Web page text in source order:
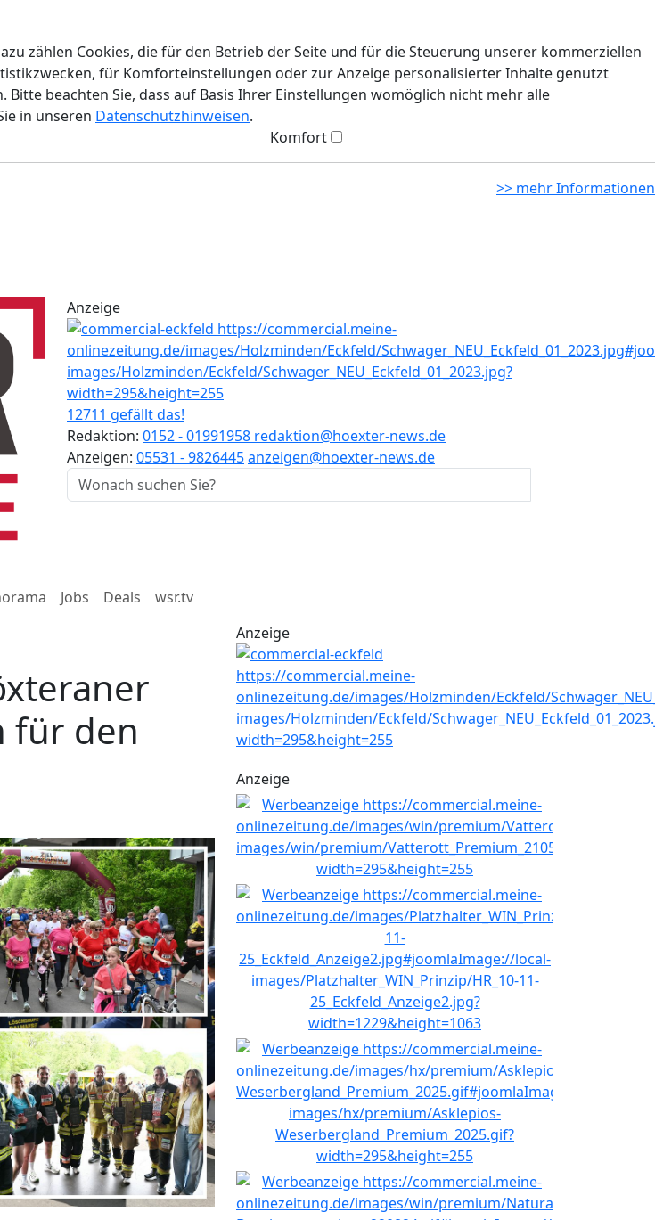
zählen Cookies, die für den Betrieb der Seite und für die Steuerung unserer kommerziellen
für Komforteinstellungen oder zur Anzeige personalisierter Inhalte genutzt
beachten Sie, dass auf Basis Ihrer Einstellungen womöglich nicht mehr alle
in unseren Datenschutzhinweisen.
Komfort
>> mehr Informationen
Anzeige
12711 gefällt das!
Redaktion: 0152 - 01991958 redaktion@hoexter-news.de
Anzeigen: 05531 - 9826445anzeigen@hoexter-news.de
Jobs Deals
wsr.tv
für den
Anzeige
Anzeige